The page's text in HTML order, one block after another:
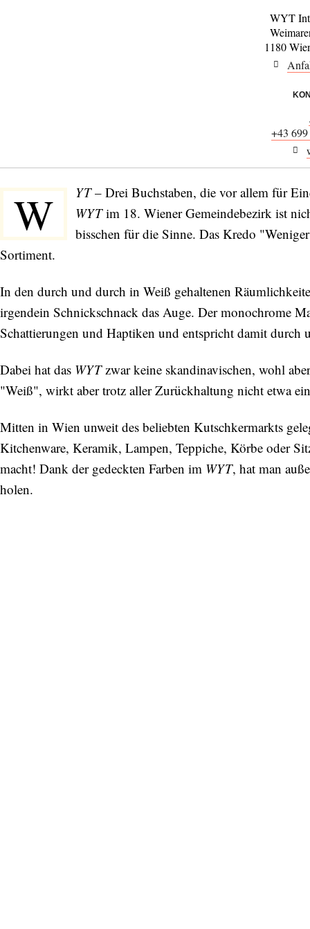
WYT
1180
+43
W YT– Drei Buchstaben, die vor allem für
WYTim 18. Wiener Gemeindebezirk ist
bisschen für die Sinne. Das Kredo
Sortiment.
In den durch und durch in Weiß gehaltenen
irgendein Schnickschnack das Auge. Der monochrome
Schattierungen und Haptiken und entspricht damit
Dabei hat das WYTzwar keine skandinavischen, wohl
"Weiß", wirkt aber trotz aller Zurückhaltung nicht etwa
Mitten in Wien unweit des beliebten Kutschkermarkts
Kitchenware, Keramik, Lampen, Teppiche, Körbe oder
macht! Dank der gedeckten Farben im WYT, hat man
holen.